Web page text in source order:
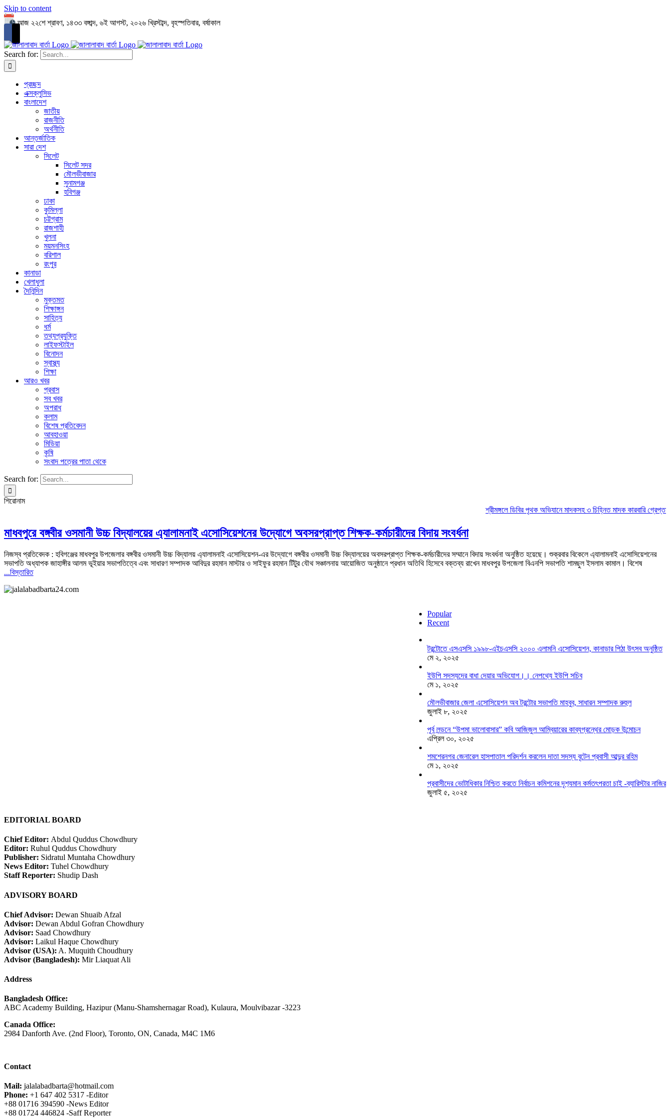
Skip to content
আজ ২২শে শ্রাবণ, ১৪৩৩ বঙ্গাব্দ, ৬ই আগস্ট, ২০২৬ খ্রিস্টাব্দ, বৃহস্পতিবার, বর্ষাকাল
Search for:
প্রচ্ছদ
এক্সক্লুসিভ
বাংলাদেশ
জাতীয়
রাজনীতি
অর্থনীতি
আন্তর্জাতিক
সারা দেশ
সিলেট
সিলেট সদর
মৌলভীবাজার
সুনামগঞ্জ
হবিগঞ্জ
ঢাকা
কুমিল্লা
চট্টগ্রাম
রাজশাহী
খুলনা
ময়মনসিংহ
বরিশাল
রংপুর
কানাডা
খেলাধুলা
দৈনিন্দিন
মুক্তমত
শিক্ষাঙ্গন
সাহিত্য
ধর্ম
তথ্যপ্রযুক্তি
লাইফস্টাইল
বিনোদন
স্বাস্থ্য
শিক্ষা
আরও খবর
প্রবাস
সব খবর
অপরাধ
কলাম
বিশেষ প্রতিবেদন
আবহাওয়া
মিডিয়া
কৃষি
সংবাদ পত্রের পাতা থেকে
Search for:
শিরোনাম
শ্রীমঙ্গলে ডিবির পৃথক অভিযানে মাদকসহ ৩ চিহ্নিত মাদক কারবারি গ্রেপ্তার
মাধবপুরে বঙ্গবীর ওসমানী উচ্চ বিদ্যালয়ের এ্যালামনাই এসোসিয়েশনের উদ্যোগে অবসরপ্রাপ্ত শিক্ষক-কর্মচারীদের বিদায় সংবর্ধনা
নিজস্ব প্রতিবেদক : হবিগঞ্জের মাধবপুর উপজেলার বঙ্গবীর ওসমানী উচ্চ বিদ্যালয় এ্যালামনাই এসোসিয়েশন-এর উদ্যোগে বঙ্গবীর ওসমানী উচ্চ বিদ্যালয়ের অবসরপ্রাপ্ত শিক্ষক-কর্মচারীদের সম্মানে বিদায় সংবর্ধনা অনুষ্ঠিত হয়েছে। শুক্রবার বিকেলে এ্যালামনাই এসোসিয়েশনের
সভাপতি অধ্যাপক জাহাঙ্গীর আলম ভূইয়ার সভাপতিত্বে এবং সাধারণ সম্পাদক আবিদুর রহমান মাস্টার ও সাইফুর রহমান টিটুর যৌথ সঞ্চালনায় আয়োজিত অনুষ্ঠানে প্রধান অতিথি হিসেবে বক্তব্য রাখেন মাধবপুর উপজেলা বিএনপি সভাপতি শামছুল ইসলাম কামাল। বিশেষ
...বিস্তারিত
Popular
Recent
টরন্টোতে এসএসসি ১৯৯৮-এইচএসসি ২০০০ এলামনি এসোসিয়েশন, কানাডার পিঠা উৎসব অনুষ্ঠিত
মে ২, ২০২৫
ইউপি সদস্যদের বাধা দেয়ার অভিযোগ।। নেপথ্যে ইউপি সচিব
মে ১, ২০২৫
মৌলভীবাজার জেলা এসোসিয়েশন অব টরন্টোর সভাপতি মাহবুব, সাধারন সম্পাদক রুহুল
জুলাই ৮, ২০২৫
পূর্ব লন্ডনে “উপমা ভালোবাসার” কবি আজিজুল আম্বিয়ারের কাব্যগ্রন্থের মোড়ক উন্মোচন
এপ্রিল ৩০, ২০২৫
শমশেরনগর জেনারেল হাসপাতাল পরিদর্শন করলেন দাতা সদস্য বৃটেন প্রবাসী আব্দুর রহিম
মে ১, ২০২৫
প্রবাসীদের ভোটাধিকার নিশ্চিত করতে নির্বাচন কমিশনের দৃশ‍্যমান কর্মতৎপরতা চাই -ব্যারিস্টার নাজির
জুলাই ৫, ২০২৫
EDITORIAL BOARD
Chief Editor: Abdul Quddus Chowdhury
Editor: Ruhul Quddus Chowdhury
Publisher: Sidratul Muntaha Chowdhury
News Editor: Tuhel Chowdhury
Staff Reporter: Shudip Dash
ADVISORY BOARD
Chief Advisor: Dewan Shuaib Afzal
Advisor: Dewan Abdul Gofran Chowdhury
Advisor: Saad Chowdhury
Advisor: Laikul Haque Chowdhury
Advisor (USA): A. Muquith Choudhury
Advisor (Bangladesh): Mir Liaquat Ali
Address
Bangladesh Office:
ABC Academy Building, Hazipur (Manu-Shamshernagar Road), Kulaura, Moulvibazar -3223
Canada Office:
2984 Danforth Ave. (2nd Floor), Toronto, ON, Canada, M4C 1M6
Contact
Mail: jalalabadbarta@hotmail.com
Phone: +1 647 402 5317 -Editor
+88 01716 394590 -News Editor
+88 01724 446824 -Saff Reporter